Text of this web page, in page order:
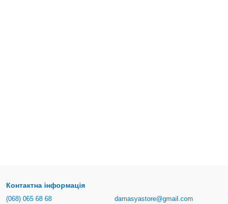
Контактна інформація
(068) 065 68 68
damasyastore@gmail.com